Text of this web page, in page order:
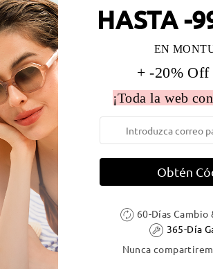
(Largo) Diametro de lentes: 57 mm
Material de la montura: Tr
DELIVERY
HASTA -
EN
+ -20% Off
¡Toda la web
Obtén
60-Días Cambio
365-Día
Nunca